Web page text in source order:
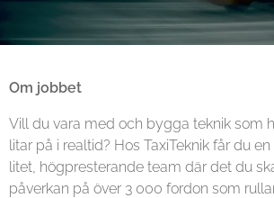
Om jobbet
Vill du vara med och bygga teknik som
litar på i realtid? Hos TaxiTeknik får du
litet, högpresterande team där det du
påverkan på över 3 000 fordon som